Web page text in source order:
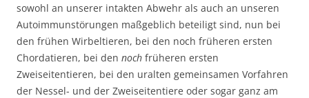
sowohl an unserer intakten Abwehr als auch an unseren
Autoimmunstörungen maßgeblich beteiligt sind, nun bei
den frühen Wirbeltieren, bei den noch früheren ersten
Chordatieren, bei den noch früheren ersten
Zweiseitentieren, bei den uralten gemeinsamen Vorfahren
der Nessel- und der Zweiseitentiere oder sogar ganz am